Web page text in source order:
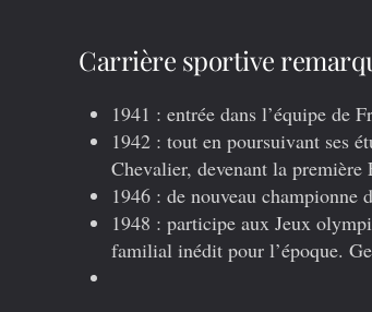
Carrière sportive
1941 : entrée dans l’équipe de
1942 : tout en poursuivant ses
Chevalier, devenant la première
1946 : de nouveau championne
1948 : participe aux Jeux
familial inédit pour l’époque.